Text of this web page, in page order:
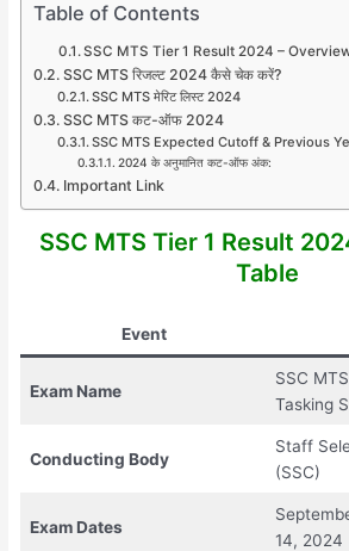
Table of Contents
SSC MTS Tier 1 Result 2024 –
SSC MTS रिजल्ट 2024 कैसे चेक करें?
SSC MTS मेरिट लिस्ट 2024
SSC MTS कट-ऑफ 2024
SSC MTS Expected Cutoff & Previous
2024 के अनुमानित कट-ऑफ अंक:
Important Link
SSC MTS Tier 1 Result
Table
Event
Exam Name
SSC
Tasking
Conducting Body
Staff
(SSC)
Exam Dates
14, 2024